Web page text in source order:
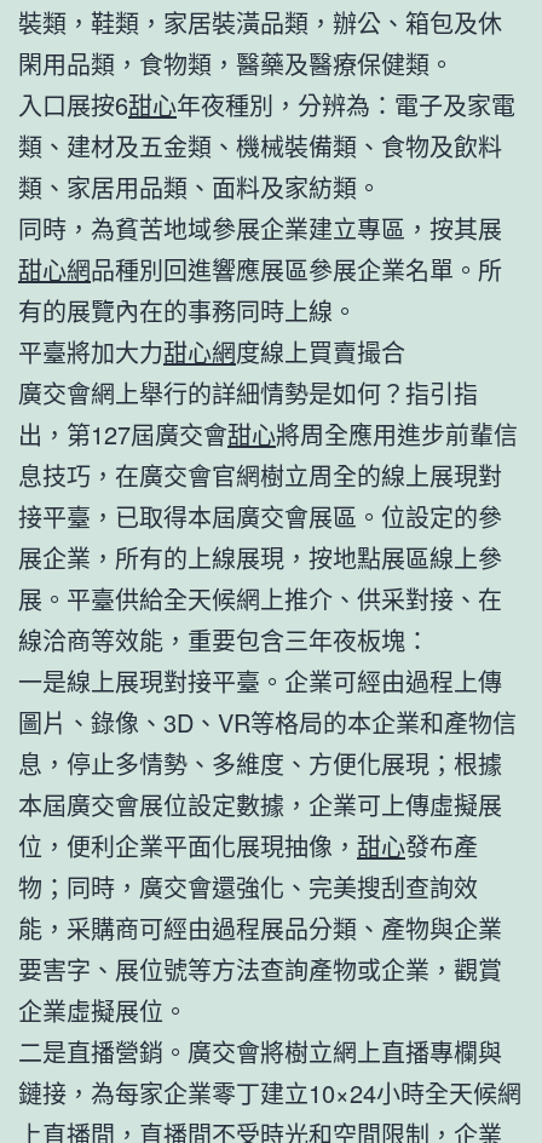
裝類，鞋類，家居裝潢品類，辦公、箱包及休
閑用品類，食物類，醫藥及醫療保健類。
入口展按6甜心年夜種別，分辨為：電子及家電
類、建材及五金類、機械裝備類、食物及飲料
類、家居用品類、面料及家紡類。
同時，為貧苦地域參展企業建立專區，按其展
甜心網品種別回進響應展區參展企業名單。所
有的展覽內在的事務同時上線。
平臺將加大力甜心網度線上買賣撮合
廣交會網上舉行的詳細情勢是如何？指引指
出，第127屆廣交會甜心將周全應用進步前輩信
息技巧，在廣交會官網樹立周全的線上展現對
接平臺，已取得本屆廣交會展區。位設定的參
展企業，所有的上線展現，按地點展區線上參
展。平臺供給全天候網上推介、供采對接、在
線洽商等效能，重要包含三年夜板塊：
一是線上展現對接平臺。企業可經由過程上傳
圖片、錄像、3D、VR等格局的本企業和產物信
息，停止多情勢、多維度、方便化展現；根據
本屆廣交會展位設定數據，企業可上傳虛擬展
位，便利企業平面化展現抽像， 甜心發布產
物；同時，廣交會還強化、完美搜刮查詢效
能，采購商可經由過程展品分類、產物與企業
要害字、展位號等方法查詢產物或企業，觀賞
企業虛擬展位。
二是直播營銷。廣交會將樹立網上直播專欄與
鏈接，為每家企業零丁建立10×24小時全天候網
上直播間，直播間不受時光和空間限制，企業